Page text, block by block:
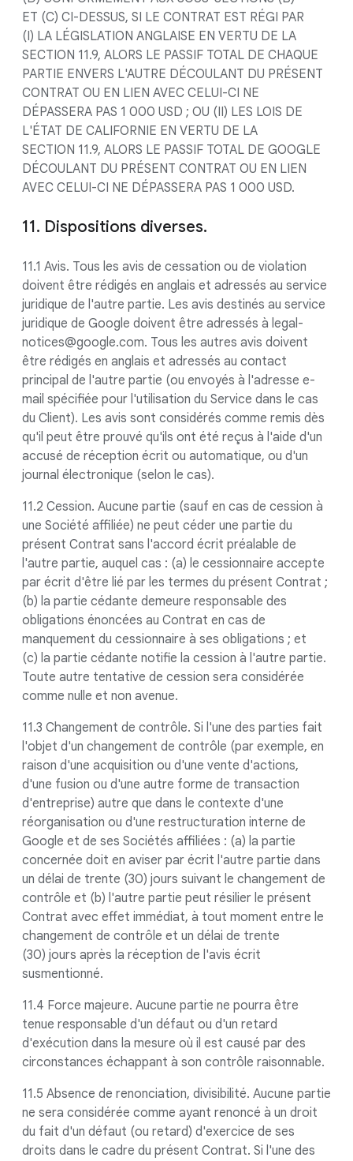
ET (C) CI-DESSUS, SI LE CONTRAT EST RÉGI PAR
(I) LA LÉGISLATION ANGLAISE EN VERTU DE LA
SECTION 11.9, ALORS LE PASSIF TOTAL DE CHAQUE
PARTIE ENVERS L'AUTRE DÉCOULANT DU PRÉSENT
CONTRAT OU EN LIEN AVEC CELUI-CI NE
DÉPASSERA PAS 1 000 USD ; OU (II) LES LOIS DE
L'ÉTAT DE CALIFORNIE EN VERTU DE LA
SECTION 11.9, ALORS LE PASSIF TOTAL DE GOOGLE
DÉCOULANT DU PRÉSENT CONTRAT OU EN LIEN
AVEC CELUI-CI NE DÉPASSERA PAS 1 000 USD.
11. Dispositions diverses.
11.1 Avis. Tous les avis de cessation ou de violation
doivent être rédigés en anglais et adressés au service
juridique de l'autre partie. Les avis destinés au service
juridique de Google doivent être adressés à legal-
notices@google.com. Tous les autres avis doivent
être rédigés en anglais et adressés au contact
principal de l'autre partie (ou envoyés à l'adresse e-
mail spécifiée pour l'utilisation du Service dans le cas
du Client). Les avis sont considérés comme remis dès
qu'il peut être prouvé qu'ils ont été reçus à l'aide d'un
accusé de réception écrit ou automatique, ou d'un
journal électronique (selon le cas).
11.2 Cession. Aucune partie (sauf en cas de cession à
une Société affiliée) ne peut céder une partie du
présent Contrat sans l'accord écrit préalable de
l'autre partie, auquel cas : (a) le cessionnaire accepte
par écrit d'être lié par les termes du présent Contrat ;
(b) la partie cédante demeure responsable des
obligations énoncées au Contrat en cas de
manquement du cessionnaire à ses obligations ; et
(c) la partie cédante notifie la cession à l'autre partie.
Toute autre tentative de cession sera considérée
comme nulle et non avenue.
11.3 Changement de contrôle. Si l'une des parties fait
l'objet d'un changement de contrôle (par exemple, en
raison d'une acquisition ou d'une vente d'actions,
d'une fusion ou d'une autre forme de transaction
d'entreprise) autre que dans le contexte d'une
réorganisation ou d'une restructuration interne de
Google et de ses Sociétés affiliées : (a) la partie
concernée doit en aviser par écrit l'autre partie dans
un délai de trente (30) jours suivant le changement de
contrôle et (b) l'autre partie peut résilier le présent
Contrat avec effet immédiat, à tout moment entre le
changement de contrôle et un délai de trente
(30) jours après la réception de l'avis écrit
susmentionné.
11.4 Force majeure. Aucune partie ne pourra être
tenue responsable d'un défaut ou d'un retard
d'exécution dans la mesure où il est causé par des
circonstances échappant à son contrôle raisonnable.
11.5 Absence de renonciation, divisibilité. Aucune partie
ne sera considérée comme ayant renoncé à un droit
du fait d'un défaut (ou retard) d'exercice de ses
droits dans le cadre du présent Contrat. Si l'une des